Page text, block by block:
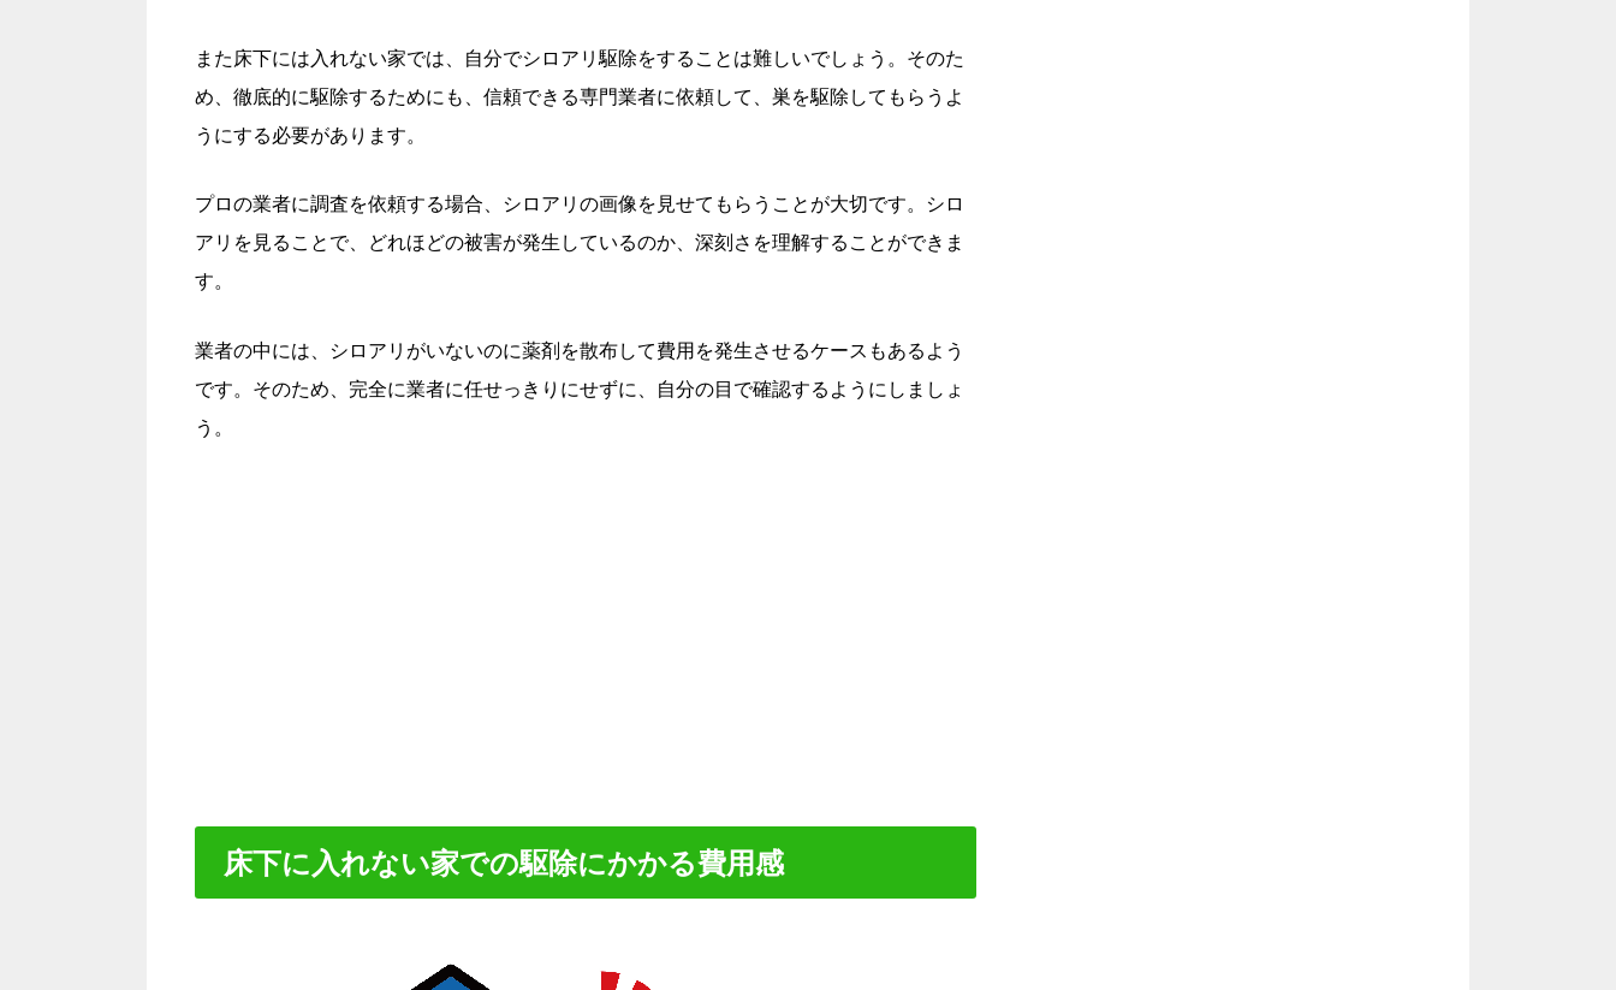
また床下には入れない家では、自分でシロアリ駆除をすることは難しいでしょう。そのた
め、徹底的に駆除するためにも、信頼できる専門業者に依頼して、巣を駆除してもらうよ
うにする必要があります。
プロの業者に調査を依頼する場合、シロアリの画像を見せてもらうことが大切です。シロ
アリを見ることで、どれほどの被害が発生しているのか、深刻さを理解することができま
す。
業者の中には、シロアリがいないのに薬剤を散布して費用を発生させるケースもあるよう
です。そのため、完全に業者に任せっきりにせずに、自分の目で確認するようにしましょ
う。
床下に入れない家での駆除にかかる費用感